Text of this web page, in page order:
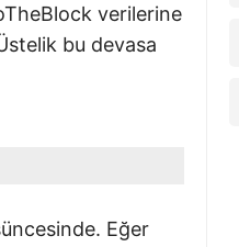
verilerine
bu devasa
Eğer